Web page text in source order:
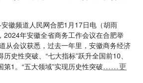
徽频道人民网合肥1月17日电（胡雨
2024年安徽全省商务工作会议在合肥举
从会议获悉，过去一年里，安徽商务经济
历史性突破、“七大指标”跃升全国前10、
第1。“五大领域”实现历史性突破……更